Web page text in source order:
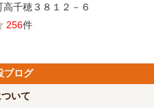
千穂３８１２－６
256件
ブログ
いて